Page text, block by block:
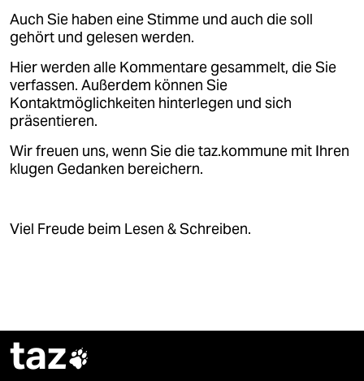
Auch Sie haben eine Stimme und auch die soll
gehört und gelesen werden.
Hier werden alle Kommentare gesammelt, die Sie
verfassen. Außerdem können Sie
Kontaktmöglichkeiten hinterlegen und sich
präsentieren.
Wir freuen uns, wenn Sie die taz.kommune mit Ihren
klugen Gedanken bereichern.
Viel Freude beim Lesen & Schreiben.
taz